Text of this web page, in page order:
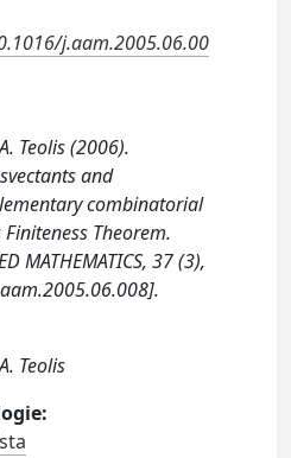
j.aam.2005.06.00
Teolis (2006).
and
combinatorial
Theorem.
MATHEMATICS, 37 (3),
Teolis